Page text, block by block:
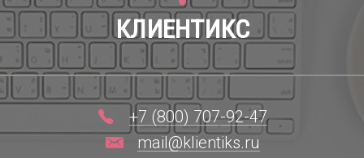
КЛИЕНТИКС
+7 (800) 707-92-47
mail@klientiks.ru